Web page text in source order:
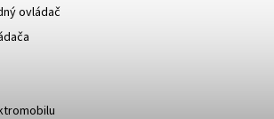
ovládač